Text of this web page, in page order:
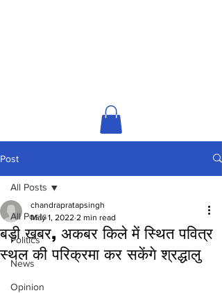
Post
All Posts
Politics
News
Opinion
All Posts
बड़ी खबर, अकबर किले में स्थित पवित्र
स्थल की परिक्रमा कर सकेंगे श्रद्धालु
chandrapratapsingh
May 1, 2022 2 min read